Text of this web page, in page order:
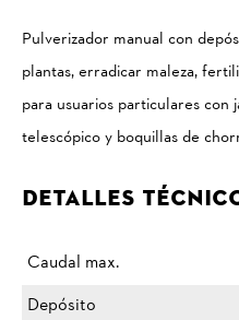
Pulverizador manual con
plantas, erradicar maleza,
para usuarios particulares con
telescópico y boquillas de
Detalles
Caudal max.
Depósito